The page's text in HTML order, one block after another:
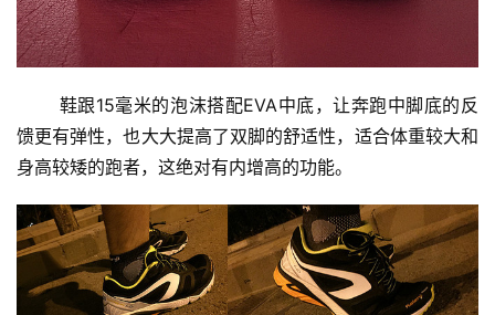
鞋跟15毫米的泡沫搭配EVA中底，让奔跑中脚底的反
馈更有弹性，也大大提高了双脚的舒适性，适合体重较大和
身高较矮的跑者，这绝对有内增高的功能。